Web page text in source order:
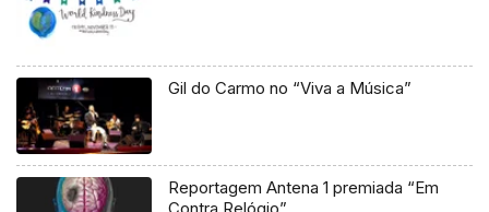
Gil do Carmo no “Viva a Música”
Reportagem Antena 1 premiada “Em
Contra Relógio”